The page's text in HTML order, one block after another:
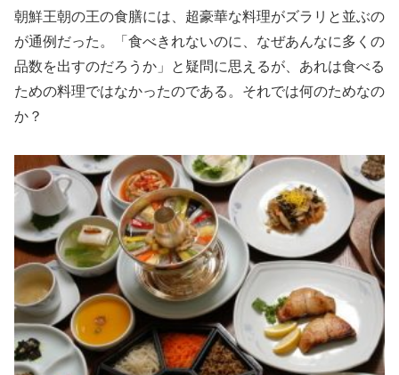
朝鮮王朝の王の食膳には、超豪華な料理がズラリと並ぶの
が通例だった。「食べきれないのに、なぜあんなに多くの
品数を出すのだろうか」と疑問に思えるが、あれは食べる
ための料理ではなかったのである。それでは何のためなの
か？